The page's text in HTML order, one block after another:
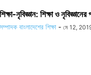
শিক্ষা-নৃবিজ্ঞান: শিক্ষা ও
সম্পাদক বাংলাদেশের শিক্ষা - মে 12,